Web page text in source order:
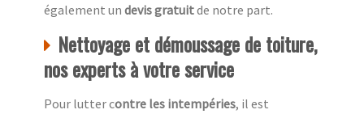
également un devis gratuitde notre part.
Nettoyage et démoussage de toiture,
nos experts à votre service
Pour lutter contre les intempéries, il est